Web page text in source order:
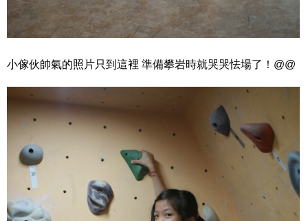
小傢伙帥氣的照片只到這裡 準備攀岩時就哭哭怯場了！@@